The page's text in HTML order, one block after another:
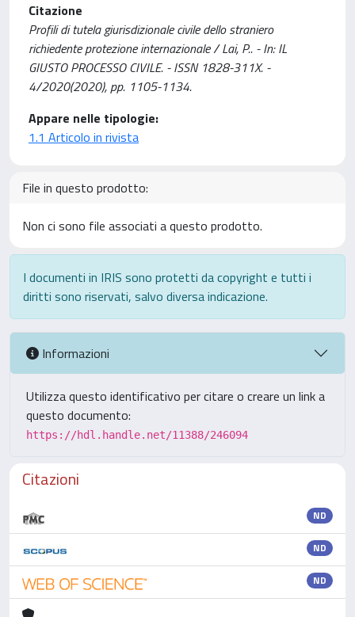
Citazione
Profili di tutela giurisdizionale civile dello straniero
richiedente protezione internazionale / Lai, P.. - In: IL
GIUSTO PROCESSO CIVILE. - ISSN 1828-311X. -
4/2020(2020), pp. 1105-1134.
Appare nelle tipologie:
1.1 Articolo in rivista
File in questo prodotto:
Non ci sono file associati a questo prodotto.
I documenti in IRIS sono protetti da copyright e tutti i
diritti sono riservati, salvo diversa indicazione.
Informazioni
Utilizza questo identificativo per citare o creare un link a
questo documento:
https://hdl.handle.net/11388/246094
Citazioni
ND
ND
ND